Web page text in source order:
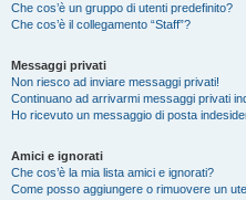
Che cos’è un gruppo di utenti predefinito?
Che cos’è il collegamento “Staff”?
Messaggi privati
Non riesco ad inviare messaggi privati!
Continuano ad arrivarmi messaggi privati
Ho ricevuto un messaggio di posta
Amici e ignorati
Che cos’è la mia lista amici e ignorati?
Come posso aggiungere o rimuovere un